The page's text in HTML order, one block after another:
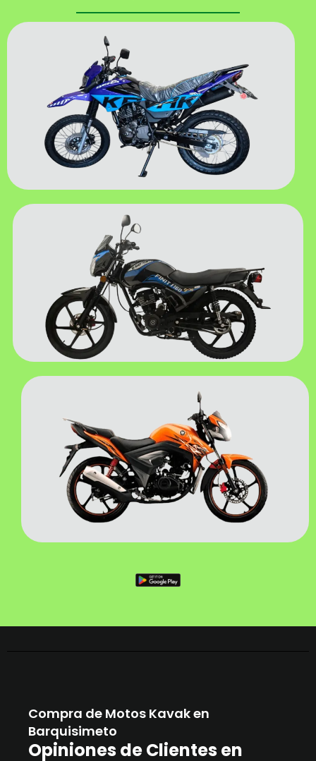
Compra de Motos Kavak en
Barquisimeto
Opiniones de Clientes en